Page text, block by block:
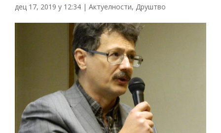
дец 17, 2019 у 12:34 | Актуелности, Друштво